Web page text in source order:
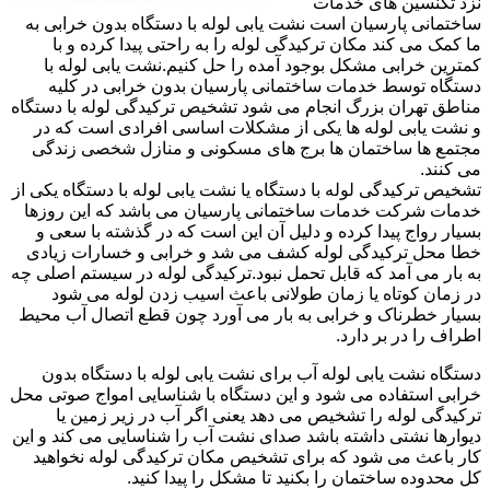
ساختمانی پارسیان است نشت یابی لوله با دستگاه بدون خرابی به
ما کمک می کند مکان ترکیدگی لوله را به راحتی پیدا کرده و با
کمترین خرابی مشکل بوجود آمده را حل کنیم.نشت یابی لوله با
دستگاه توسط خدمات ساختمانی پارسیان بدون خرابی در کلیه
مناطق تهران بزرگ انجام می شود تشخیص ترکیدگی لوله با دستگاه
و نشت یابی لوله ها یکی از مشکلات اساسی افرادی است که در
مجتمع ها ساختمان ها برج های مسکونی و منازل شخصی زندگی
می کنند.
تشخیص ترکیدگی لوله با دستگاه یا نشت یابی لوله با دستگاه یکی از
خدمات شرکت خدمات ساختمانی پارسیان می باشد که این روزها
بسیار رواج پیدا کرده و دلیل آن این است که در گذشته با سعی و
خطا محل ترکیدگی لوله کشف می شد و خرابی و خسارات زیادی
به بار می آمد که قابل تحمل نبود.ترکیدگی لوله در سیستم اصلی چه
در زمان کوتاه یا زمان طولانی باعث اسیب زدن لوله می شود
بسیار خطرناک و خرابی به بار می آورد چون قطع اتصال آب محیط
اطراف را در بر دارد.
دستگاه نشت یابی لوله آب برای نشت یابی لوله با دستگاه بدون
خرابی استفاده می شود و این دستگاه با شناسایی امواج صوتی محل
ترکیدگی لوله را تشخیص می دهد یعنی اگر آب در زیر زمین یا
دیوارها نشتی داشته باشد صدای نشت آب را شناسایی می کند و این
کار باعث می شود که برای تشخیص مکان ترکیدگی لوله نخواهید
کل محدوده ساختمان را بکنید تا مشکل را پیدا کنید.